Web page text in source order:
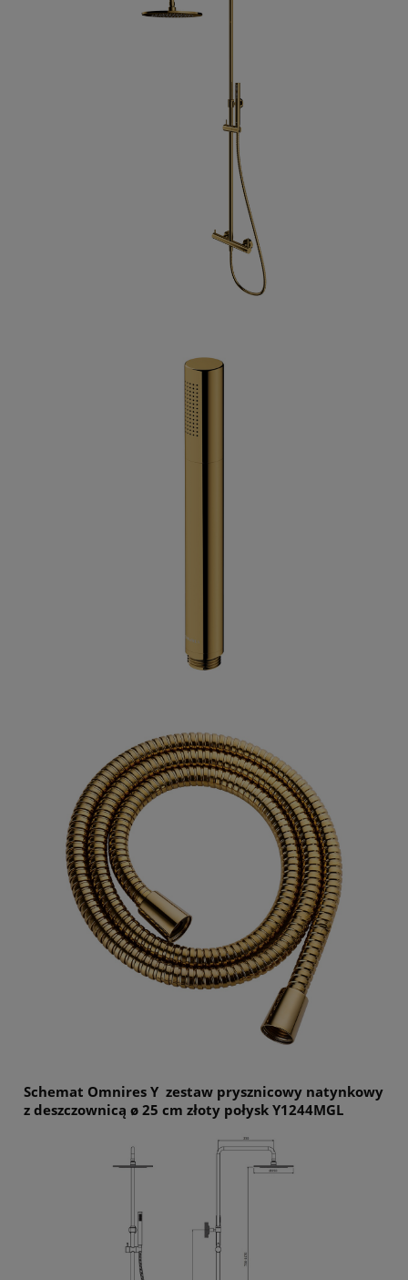
Schemat Omnires Y zestaw prysznicowy natynkowy
z deszczownicą ø 25 cm złoty połysk Y1244MGL